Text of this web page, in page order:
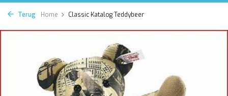
Terug Home Classic Katalog Teddybeer